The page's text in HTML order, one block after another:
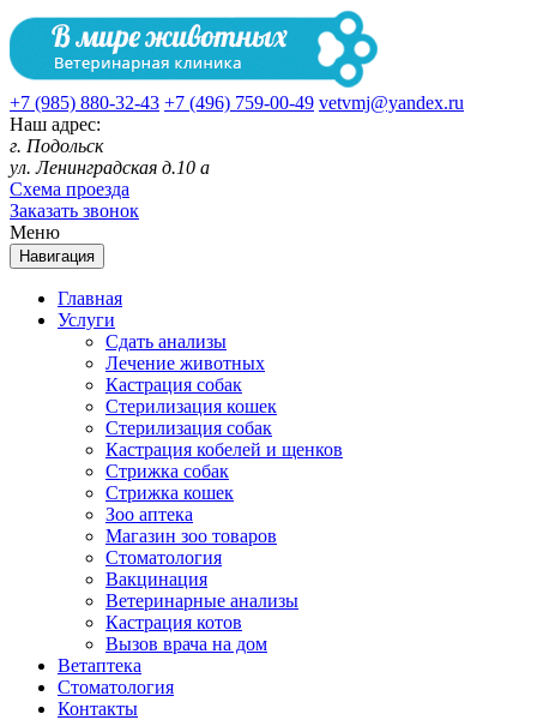
+7 (985) 880-32-43 +7 (496) 759-00-49 vetvmj@yandex.ru
Наш адрес:
г. Подольск
ул. Ленинградская д.10 а
Схема проезда
Заказать звонок
Меню
Навигация
Главная
Услуги
Сдать анализы
Лечение животных
Кастрация собак
Стерилизация кошек
Стерилизация собак
Кастрация кобелей и щенков
Стрижка собак
Стрижка кошек
Зоо аптека
Магазин зоо товаров
Стоматология
Вакцинация
Ветеринарные анализы
Кастрация котов
Вызов врача на дом
Ветаптека
Стоматология
Контакты